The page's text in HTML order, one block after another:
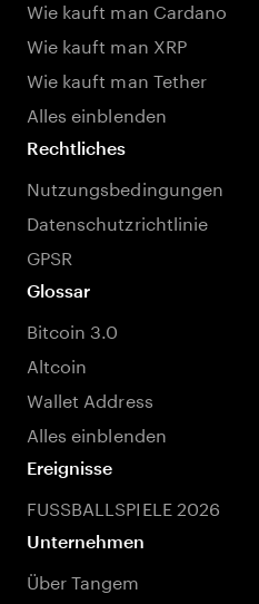
Wie kauft man Cardano
Wie kauft man XRP
Wie kauft man Tether
Alles einblenden
Rechtliches
Nutzungsbedingungen
Datenschutzrichtlinie
GPSR
Glossar
Bitcoin 3.0
Altcoin
Wallet Address
Alles einblenden
Ereignisse
FUSSBALLSPIELE 2026
Unternehmen
Über Tangem